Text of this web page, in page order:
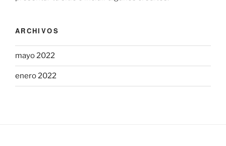
ARCHIVOS
mayo 2022
enero 2022